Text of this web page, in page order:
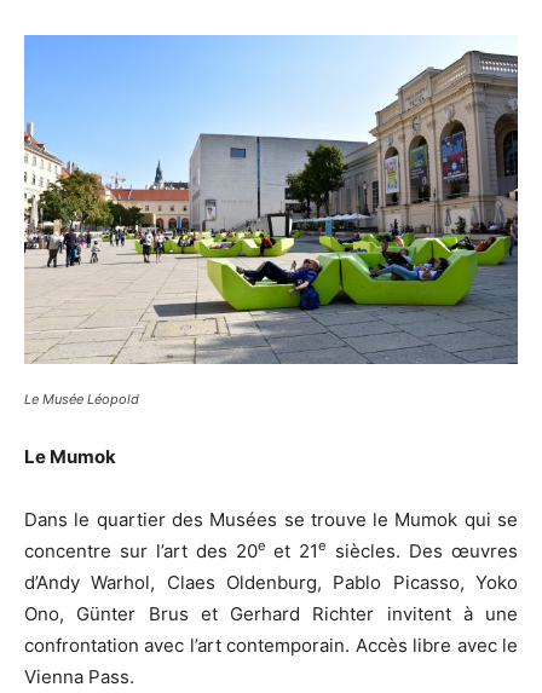
Le Musée Léopold
Le Mumok
Dans le quartier des Musées se trouve le Mumok qui se
concentre sur l’art des 20e et 21e
siècles. Des œuvres
d’Andy Warhol, Claes Oldenburg, Pablo Picasso, Yoko
Ono, Günter Brus et Gerhard Richter invitent à une
confrontation avec l’art contemporain. Accès libre avec le
Vienna Pass.